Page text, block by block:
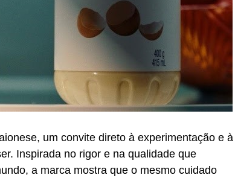
um convite direto à experimentação e à
Inspirada no rigor e na qualidade que
a marca mostra que o mesmo cuidado